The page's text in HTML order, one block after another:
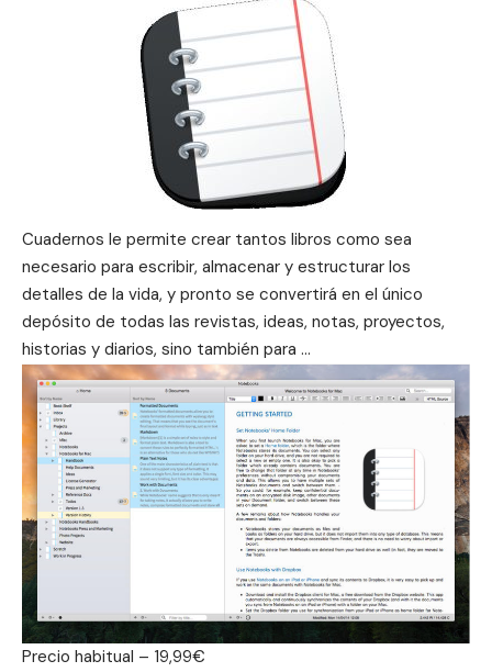
Cuadernos le permite crear tantos libros como sea
necesario para escribir, almacenar y estructurar los
detalles de la vida, y pronto se convertirá en el único
depósito de todas las revistas, ideas, notas, proyectos,
historias y diarios, sino también para …
Precio habitual – 19,99€